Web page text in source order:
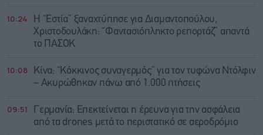
10:24
Η “Εστία” ξαναχτύπησε για Διαμαντοπούλου,
Χριστοδουλάκη: “Φαντασιόπληκτο ρεπορτάζ” απαντά
το ΠΑΣΟΚ
10:08
Κίνα: “Κόκκινος συναγερμός” για τον τυφώνα Ντόλφιν
– Ακυρώθηκαν πάνω από 1.000 πτήσεις
09:51
Γερμανία: Επεκτείνεται η έρευνα για την ασφάλεια
από τα drones μετά το περιστατικό σε αεροδρόμιο